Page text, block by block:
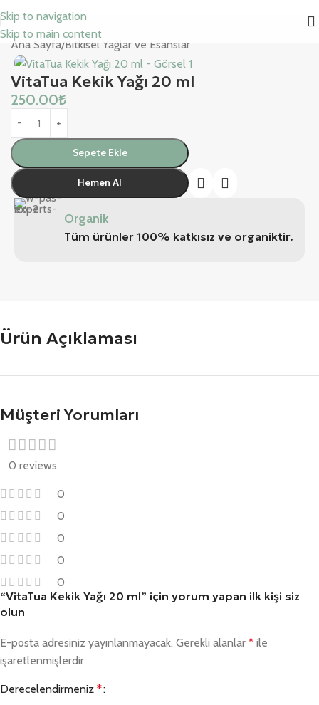
Skip to navigation
Skip to main content
Ana Sayfa/Bitkisel Yağlar ve Esanslar
VitaTua Kekik Yağı 20 ml
250.00₺
Sepete Ekle
Hemen Al
Organik
Tüm ürünler 100% katkısız ve organiktir.
Ürün Açıklaması
Müşteri Yorumları
0 reviews
0
0
0
0
0
“VitaTua Kekik Yağı 20 ml” için yorum yapan ilk kişi siz
olun
E-posta adresiniz yayınlanmayacak. Gerekli alanlar * ile
işaretlenmişlerdir
Derecelendirmeniz *